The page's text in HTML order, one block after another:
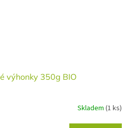
výhonky 350g BIO
Skladem (1 ks)